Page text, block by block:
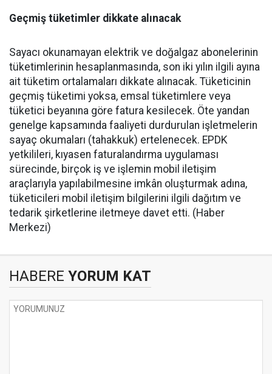
Geçmiş tüketimler dikkate alınacak
Sayacı okunamayan elektrik ve doğalgaz abonelerinin
tüketimlerinin hesaplanmasında, son iki yılın ilgili ayına
ait tüketim ortalamaları dikkate alınacak. Tüketicinin
geçmiş tüketimi yoksa, emsal tüketimlere veya
tüketici beyanına göre fatura kesilecek. Öte yandan
genelge kapsamında faaliyeti durdurulan işletmelerin
sayaç okumaları (tahakkuk) ertelenecek. EPDK
yetkilileri, kıyasen faturalandırma uygulaması
sürecinde, birçok iş ve işlemin mobil iletişim
araçlarıyla yapılabilmesine imkân oluşturmak adına,
tüketicileri mobil iletişim bilgilerini ilgili dağıtım ve
tedarik şirketlerine iletmeye davet etti. (Haber
Merkezi)
HABERE YORUM KAT